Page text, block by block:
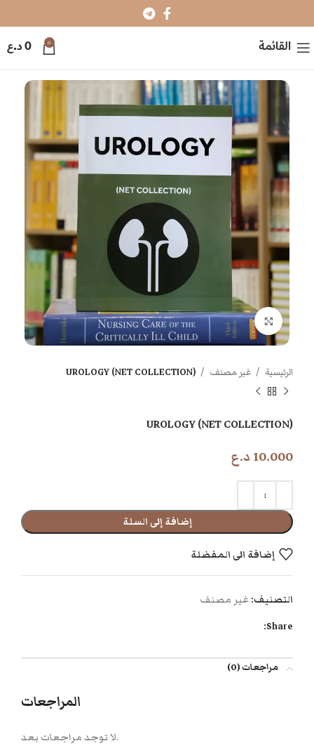
القائمة 0
0د.ع
اضغط للتكبير
الرئيسية غير مصنف UROLOGY (NET COLLECTION)
UROLOGY (NET COLLECTION)
10.000 د.ع
إضافة إلى السلة
إضافة الى المفضلة
التصنيف: غير مصنف
Share:
مراجعات (0)
المراجعات
لا توجد مراجعات بعد.